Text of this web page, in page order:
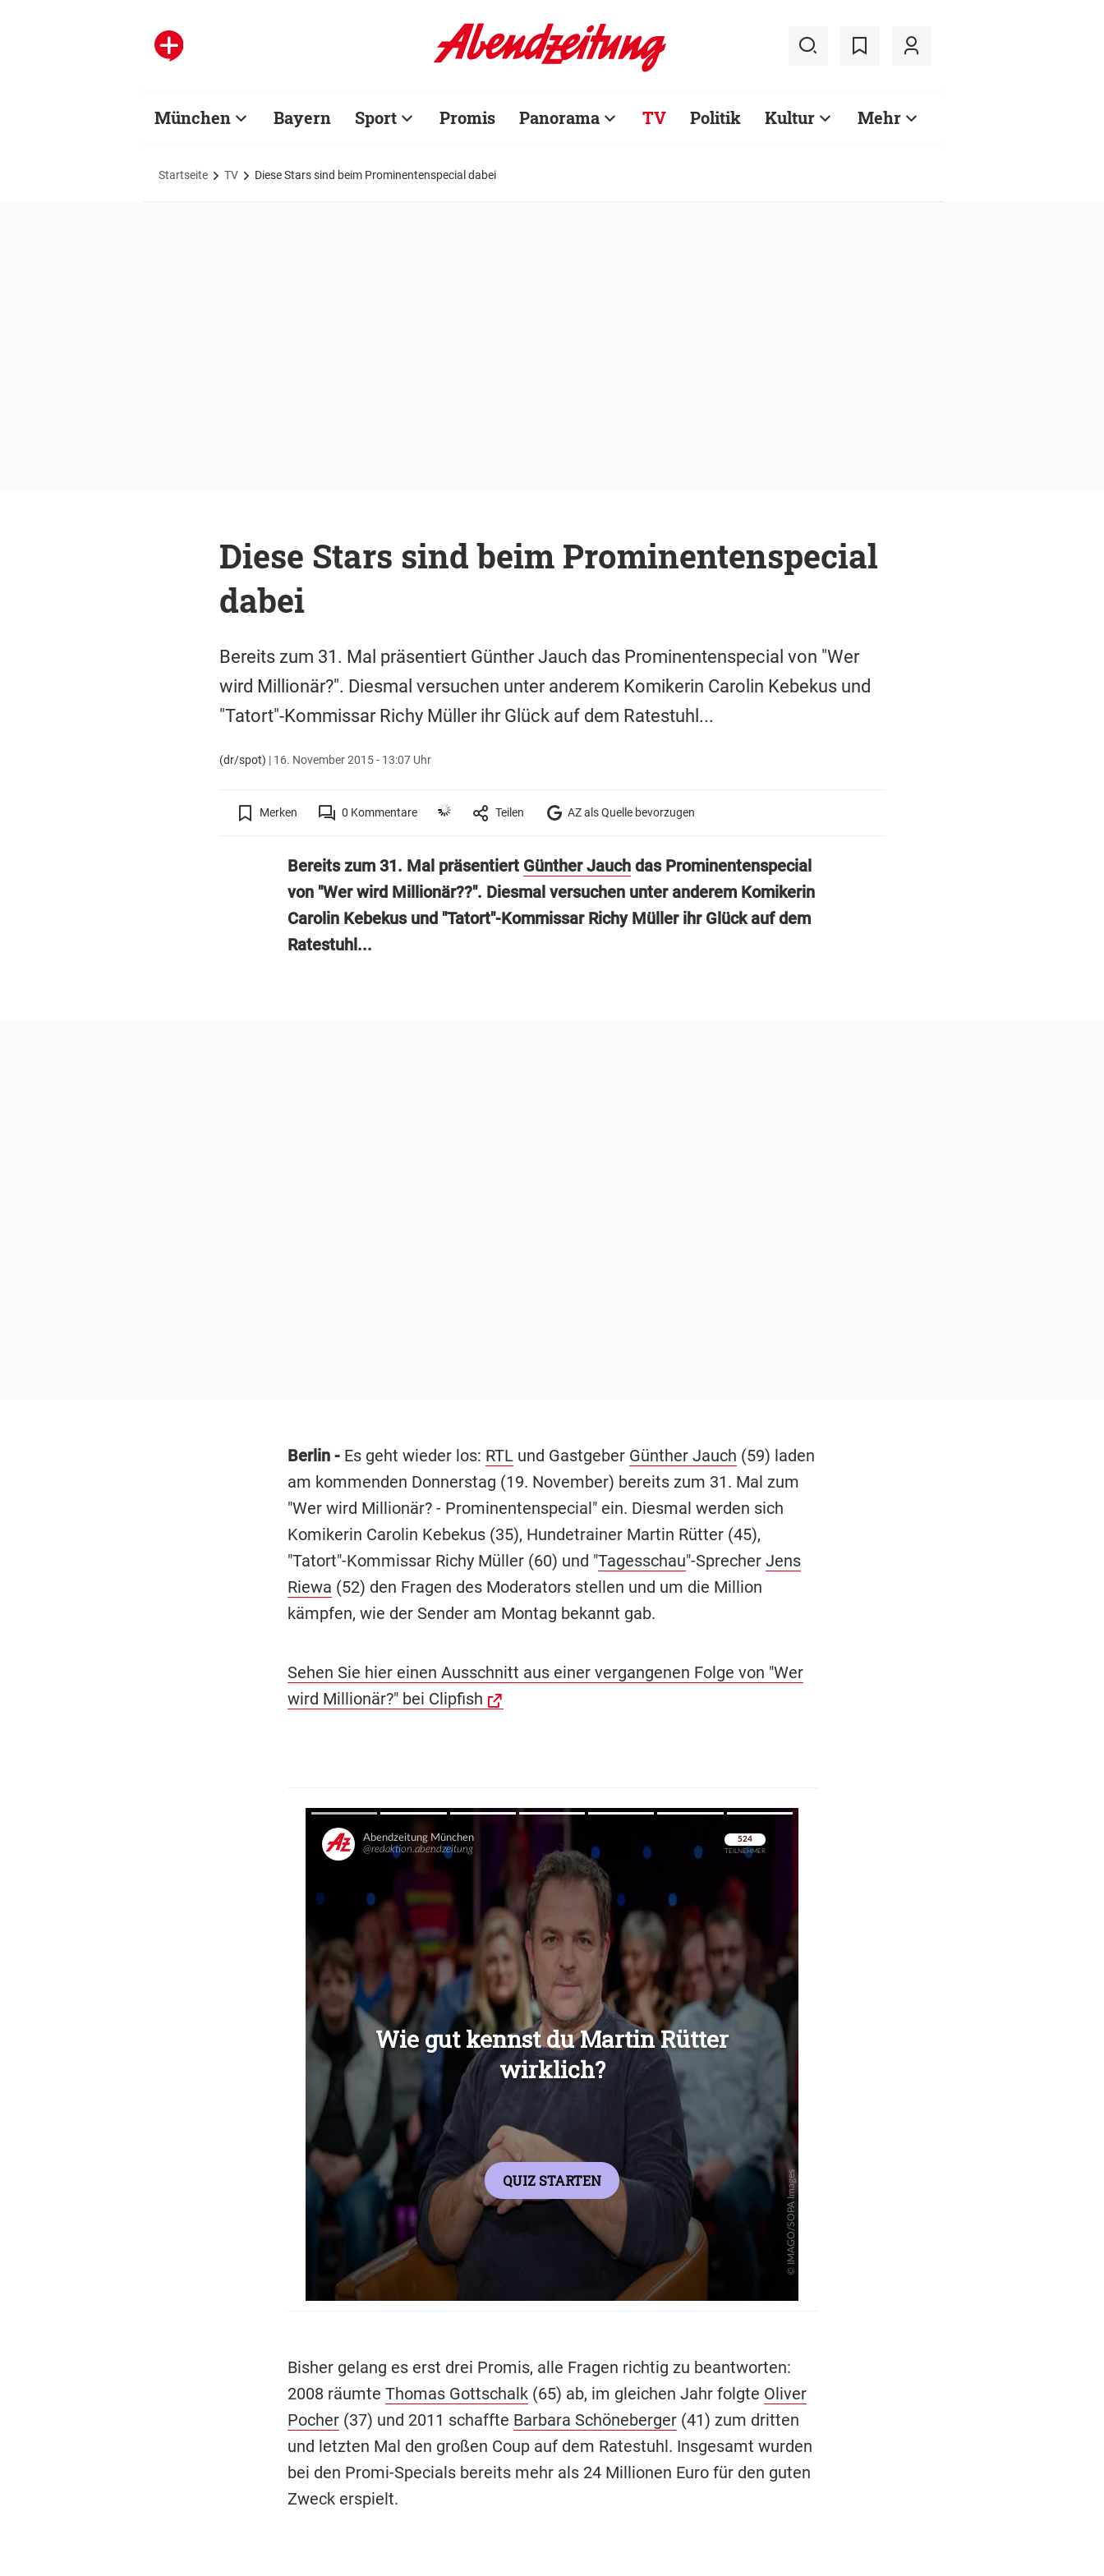
München Bayern Sport Promis Panorama TV Politik Kultur Mehr
Startseite TV Diese Stars sind beim Prominentenspecial dabei
Diese Stars sind beim Prominentenspecial
dabei
Bereits zum 31. Mal präsentiert Günther Jauch das Prominentenspecial von "Wer
wird Millionär?". Diesmal versuchen unter anderem Komikerin Carolin Kebekus und
"Tatort"-Kommissar Richy Müller ihr Glück auf dem Ratestuhl...
(dr/spot) | 16. November 2015 - 13:07 Uhr
Merken 0 Kommentare Teilen AZ als Quelle bevorzugen
Bereits zum 31. Mal präsentiert Günther Jauchdas Prominentenspecial
von "Wer wird Millionär??". Diesmal versuchen unter anderem Komikerin
Carolin Kebekus und "Tatort"-Kommissar Richy Müller ihr Glück auf dem
Ratestuhl...
Berlin - Es geht wieder los: RTLund Gastgeber Günther Jauch (59) laden
am kommenden Donnerstag (19. November) bereits zum 31. Mal zum
"Wer wird Millionär? - Prominentenspecial" ein. Diesmal werden sich
Komikerin Carolin Kebekus (35), Hundetrainer Martin Rütter (45),
"Tatort"-Kommissar Richy Müller (60) und "Tagesschau"-Sprecher Jens
Riewa (52) den Fragen des Moderators stellen und um die Million
kämpfen, wie der Sender am Montag bekannt gab.
Sehen Sie hier einen Ausschnitt aus einer vergangenen Folge von "Wer
wird Millionär?" bei Clipfish
Überspringen
Überspringen
Bisher gelang es erst drei Promis, alle Fragen richtig zu beantworten:
2008 räumte Thomas Gottschalk(65) ab, im gleichen Jahr folgte Oliver
Pocher(37) und 2011 schaffte Barbara Schöneberger(41) zum dritten
und letzten Mal den großen Coup auf dem Ratestuhl. Insgesamt wurden
bei den Promi-Specials bereits mehr als 24 Millionen Euro für den guten
Zweck erspielt.